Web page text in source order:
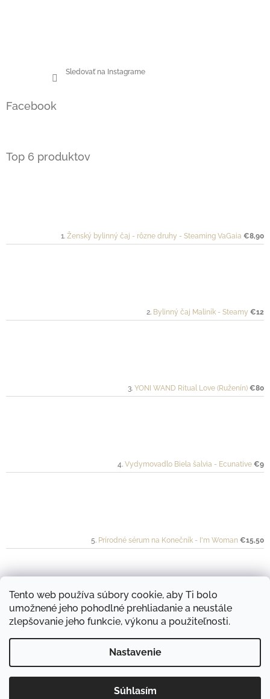
Tento web používa súbory cookie, aby Ti bolo
umožnené jeho pohodlné prehliadanie a neustále
zlepšovanie jeho funkcie, výkonu a použiteľnosti.
Nastavenie
Súhlasím
Sledovať na Instagrame
Facebook
Top 6 produktov
Ženský bylinný čaj - rôzne druhy - Steaming VaGaia €8,90
Bylinný čaj Maliník - Steamy €12
YONI WAND Ritual Love (Ruženín) €80
Vydymovadlo Biela šalvia - Ecunative €9
Prírodné sérum na Konečník - I'm Woman €15,50
Bylinná relaxačná zmes Láska - na ženskú bylinnú náparku - Steamy
Nakukni aj na Youtube kanál "Magické LONO"